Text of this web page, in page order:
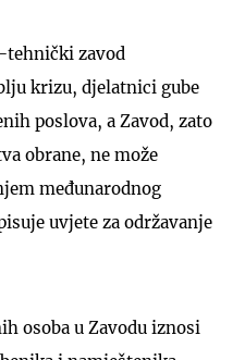
tehnički zavod
krizu, djelatnici gube
poslova, a Zavod, zato
obrane, ne može
međunarodnog
uvjete za održavanje
osoba u Zavodu iznosi